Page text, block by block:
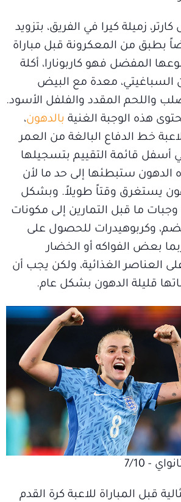
زميلة كيرا في الفريق، بتزويد
بطبق من المعكرونة قبل مباراة
المفضل فهو كاربونارا، أكلة
السباغيتي، معدة مع البيض
واللحم المقدد والفلفل الأسود.
هذه الوجبة الغنية بالدهون،
خط الدفاع البالغة من العمر
في أسفل قائمة التقييم بتسجيلها
الدهون ستبطئها إلى حد ما لأن
يستغرق وقتاً طويلاً. وبشكل
وجبات ما قبل التمارين إلى مكونات
وكربوهيدرات للحصول على
بعض الفواكه أو الخضار
العناصر الغذائية، ولكن يجب أن
قليلة الدهون بشكل عام.
- 7/10
قبل المباراة للاعبة كرة القدم